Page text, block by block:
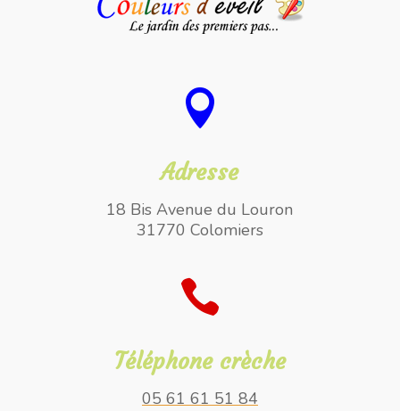

Adresse
18 Bis Avenue du Louron
31770 Colomiers

Téléphone crèche
05 61 61 51 84